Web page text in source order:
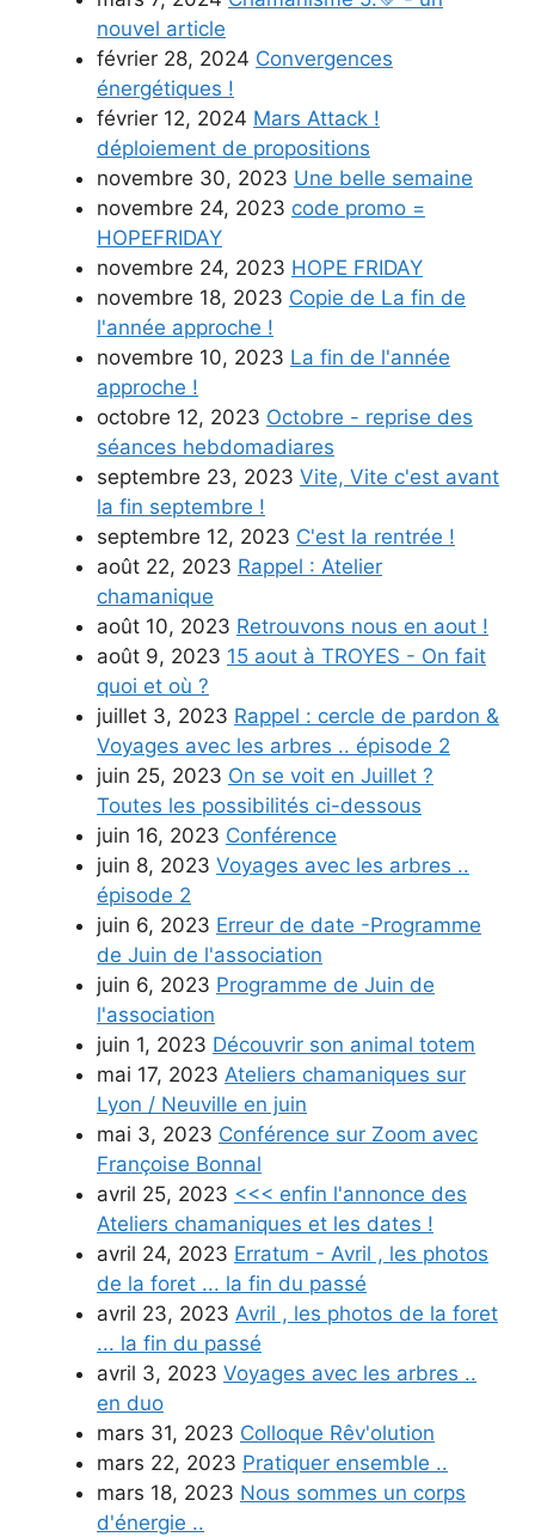
nouvel article
février 28, 2024 Convergences
énergétiques !
février 12, 2024 Mars Attack !
déploiement de propositions
novembre 30, 2023 Une belle semaine
novembre 24, 2023 code promo =
HOPEFRIDAY
novembre 24, 2023 HOPE FRIDAY
novembre 18, 2023 Copie de La fin de
l'année approche !
novembre 10, 2023 La fin de l'année
approche !
octobre 12, 2023 Octobre - reprise des
séances hebdomadiares
septembre 23, 2023 Vite, Vite c'est avant
la fin septembre !
septembre 12, 2023 C'est la rentrée !
août 22, 2023 Rappel : Atelier
chamanique
août 10, 2023 Retrouvons nous en aout !
août 9, 2023 15 aout à TROYES - On fait
quoi et où ?
juillet 3, 2023 Rappel : cercle de pardon &
Voyages avec les arbres .. épisode 2
juin 25, 2023 On se voit en Juillet ?
Toutes les possibilités ci-dessous
juin 16, 2023 Conférence
juin 8, 2023 Voyages avec les arbres ..
épisode 2
juin 6, 2023 Erreur de date -Programme
de Juin de l'association
juin 6, 2023 Programme de Juin de
l'association
juin 1, 2023 Découvrir son animal totem
mai 17, 2023 Ateliers chamaniques sur
Lyon / Neuville en juin
mai 3, 2023 Conférence sur Zoom avec
Françoise Bonnal
avril 25, 2023 <<< enfin l'annonce des
Ateliers chamaniques et les dates !
avril 24, 2023 Erratum - Avril , les photos
de la foret ... la fin du passé
avril 23, 2023 Avril , les photos de la foret
... la fin du passé
avril 3, 2023 Voyages avec les arbres ..
en duo
mars 31, 2023 Colloque Rêv'olution
mars 22, 2023 Pratiquer ensemble ..
mars 18, 2023 Nous sommes un corps
d'énergie ..